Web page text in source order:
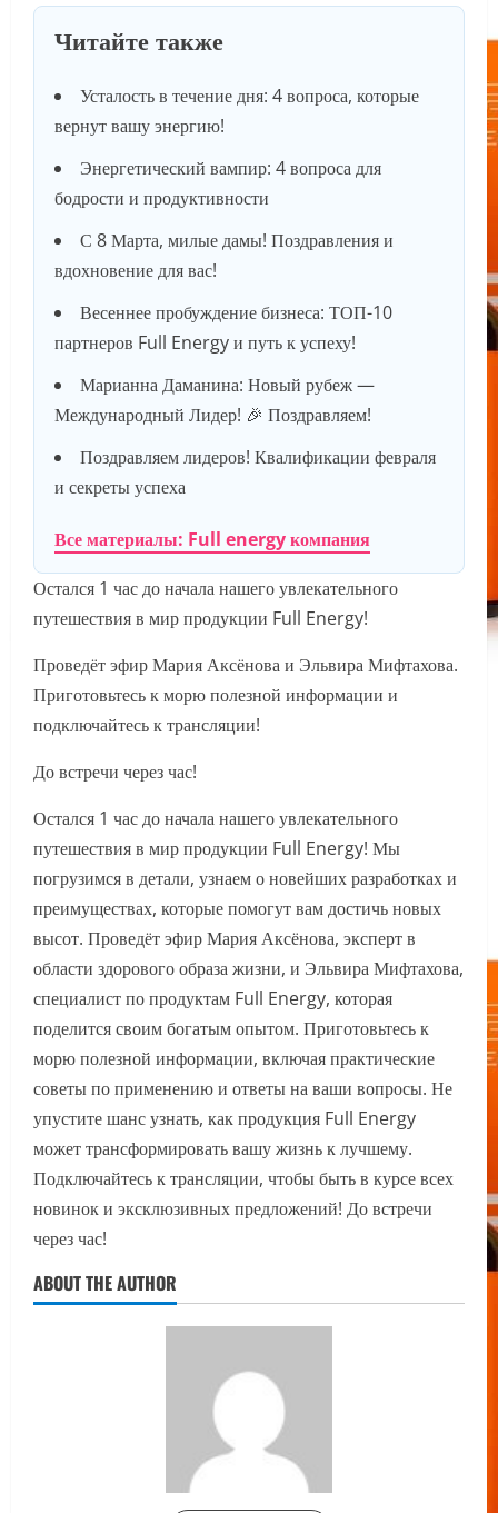
Читайте также
Усталость в течение дня: 4 вопроса, которые
вернут вашу энергию!
Энергетический вампир: 4 вопроса для
бодрости и продуктивности
С 8 Марта, милые дамы! Поздравления и
вдохновение для вас!
Весеннее пробуждение бизнеса: ТОП-10
партнеров Full Energy и путь к успеху!
Марианна Даманина: Новый рубеж —
Международный Лидер! 🎉 Поздравляем!
Поздравляем лидеров! Квалификации февраля
и секреты успеха
Все материалы: Full energy компания
Остался 1 час до начала нашего увлекательного
путешествия в мир продукции Full Energy!
Проведёт эфир Мария Аксёнова и Эльвира Мифтахова.
Приготовьтесь к морю полезной информации и
подключайтесь к трансляции!
До встречи через час!
Остался 1 час до начала нашего увлекательного
путешествия в мир продукции Full Energy! Мы
погрузимся в детали, узнаем о новейших разработках и
преимуществах, которые помогут вам достичь новых
высот. Проведёт эфир Мария Аксёнова, эксперт в
области здорового образа жизни, и Эльвира Мифтахова,
специалист по продуктам Full Energy, которая
поделится своим богатым опытом. Приготовьтесь к
морю полезной информации, включая практические
советы по применению и ответы на ваши вопросы. Не
упустите шанс узнать, как продукция Full Energy
может трансформировать вашу жизнь к лучшему.
Подключайтесь к трансляции, чтобы быть в курсе всех
новинок и эксклюзивных предложений! До встречи
через час!
ABOUT THE AUTHOR